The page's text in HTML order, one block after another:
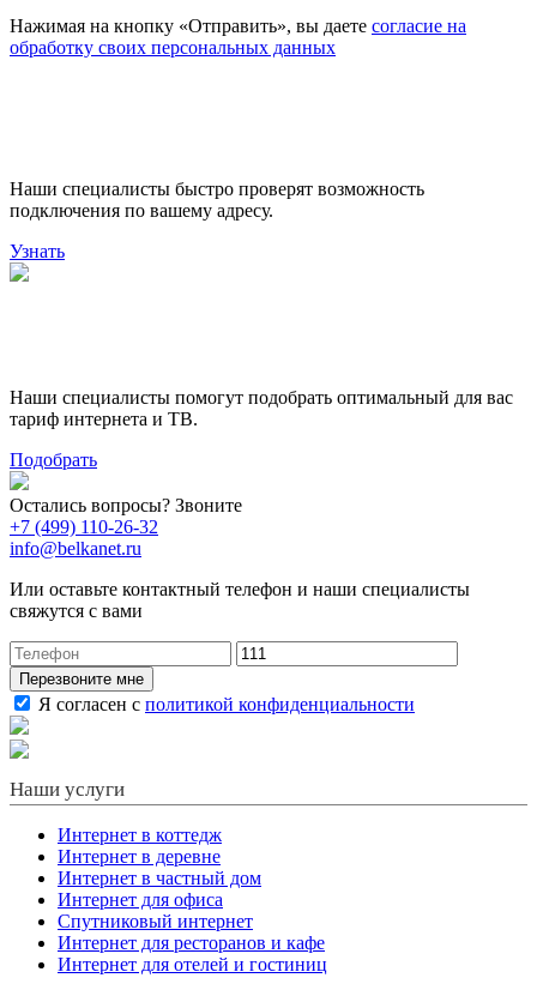
Нажимая на кнопку «Отправить», вы даете согласие на
обработку своих персональных данных
Наши специалисты быстро проверят возможность
подключения по вашему адресу.
Узнать
Наши специалисты помогут подобрать оптимальный для вас
тариф интернета и ТВ.
Подобрать
Остались вопросы? Звоните
+7 (499) 110-26-32
info@belkanet.ru
Или оставьте контактный телефон и наши специалисты
свяжутся с вами
Перезвоните мне
Я согласен с политикой конфиденциальности
Наши услуги
Интернет в коттедж
Интернет в деревне
Интернет в частный дом
Интернет для офиса
Спутниковый интернет
Интернет для ресторанов и кафе
Интернет для отелей и гостиниц